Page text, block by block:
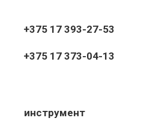
+375 17 393-27-53
+375 17 373-04-13
инструмент